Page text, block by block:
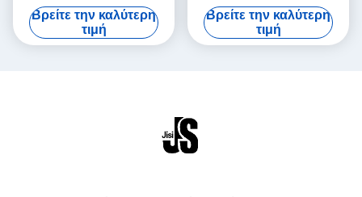
Τροφικό υλικό HDPE
εξωτερικό με συσκευασία
από χαρτόνι για τρόφιμα
Βρείτε την καλύτερη
τιμή
ελαφριά θεραπευτικά
παγωτά για τρόφιμα
κατεψυγμένα
Βρείτε την καλύτερη
τιμή